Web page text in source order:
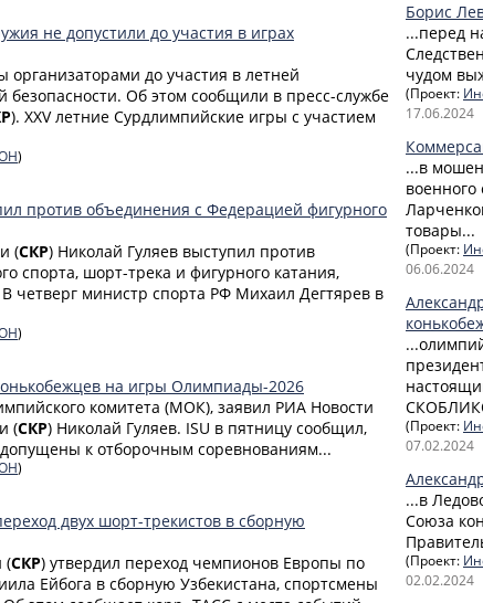
не допустили до участия в играх
до участия в летней
Об этом сообщили в пресс-службе
). XXV летние Сурдлимпийские игры с участием
)
против объединения с Федерацией фигурного
(СКР) Николай Гуляев выступил против
спорта, шорт-трека и фигурного катания,
четверг министр спорта РФ Михаил Дегтярев в
)
на игры Олимпиады-2026
комитета (МОК), заявил РИА Новости
(СКР) Николай Гуляев. ISU в пятницу сообщил,
допущены к отборочным соревнованиям...
)
двух шорт-трекистов в сборную
(СКР) утвердил переход чемпионов Европы по
Ейбога в сборную Узбекистана, спортсмены
Борис
...перед
чудом
(Проект:
17.06.2024
...в
военного
товары...
(Проект:
06.06.2024
(Проект:
07.02.2024
...в
Союза
(Проект:
02.02.2024